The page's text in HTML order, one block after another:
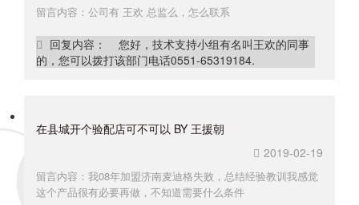
留言内容：公司有 王欢 总监么，怎么联系
回复内容： 您好，技术支持小组有名叫王欢的同事
的，您可以拨打该部门电话0551-65319184.
在县城开个验配店可不可以 BY 王援朝
2019-02-19
留言内容：我08年加盟济南麦迪格失败，总结经验教训我感觉
这个产品很有必要再做，不知道需要什么条件